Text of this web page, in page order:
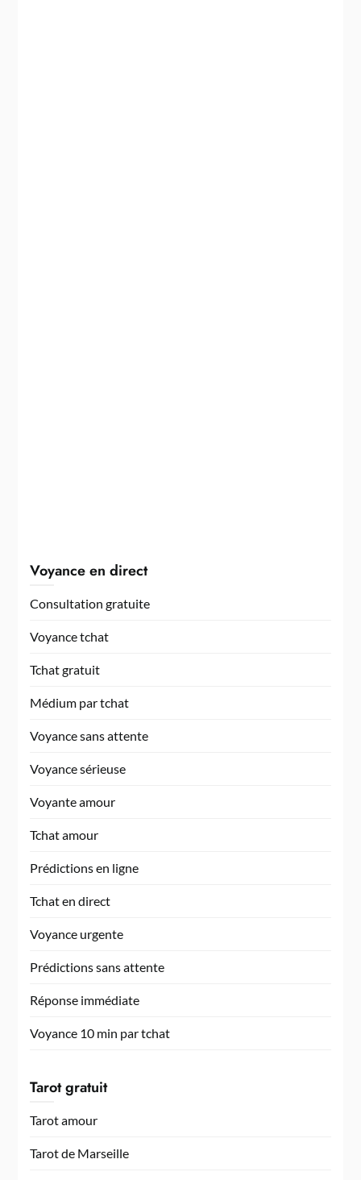
Voyance en direct
Consultation gratuite
Voyance tchat
Tchat gratuit
Médium par tchat
Voyance sans attente
Voyance sérieuse
Voyante amour
Tchat amour
Prédictions en ligne
Tchat en direct
Voyance urgente
Prédictions sans attente
Réponse immédiate
Voyance 10 min par tchat
Tarot gratuit
Tarot amour
Tarot de Marseille